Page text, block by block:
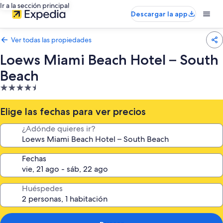
Ir a la sección principal
Descargar la app
Ver todas las propiedades
Loews Miami Beach Hotel – South
Beach
Propiedad
de
4.5
estrellas
Elige las fechas para ver precios
¿Adónde quieres ir?
Fechas
Huéspedes